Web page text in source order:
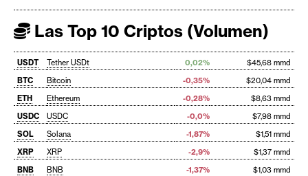
Las Top 10 Criptos (Volumen)
USDT Tether USDt 0,02%
$45,68 mmd
BTC
Bitcoin -0,35%
$20,04 mmd
ETH
Ethereum -0,28%
$8,63 mmd
USDC
USDC -0,0%
$7,98 mmd
SOL
Solana -1,87%
$1,51 mmd
XRP
XRP -2,9%
$1,37 mmd
BNB
BNB -1,37%
$1,03 mmd